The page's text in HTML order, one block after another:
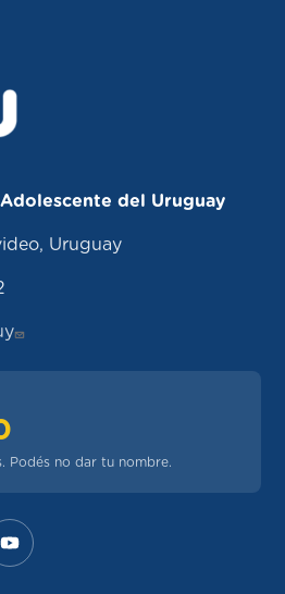
del Uruguay
Uruguay
Podés no dar tu nombre.